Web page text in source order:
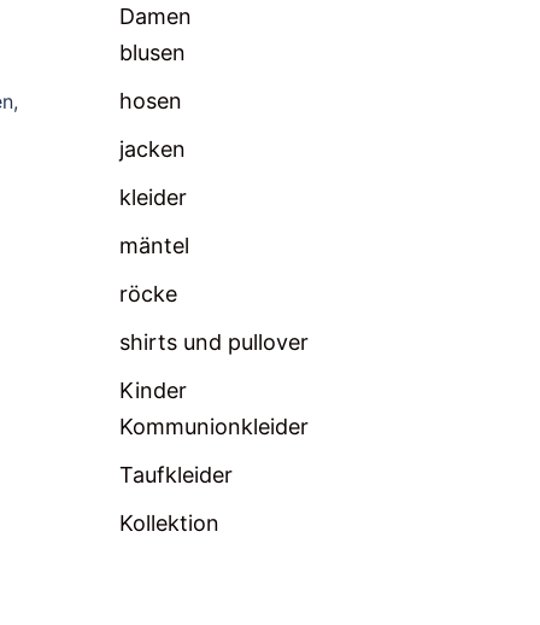
Damen
blusen
hosen
jacken
kleider
mäntel
röcke
shirts und pullover
Kinder
Kommunionkleider
Taufkleider
Kollektion